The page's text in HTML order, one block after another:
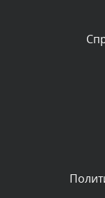
Текст
Текст